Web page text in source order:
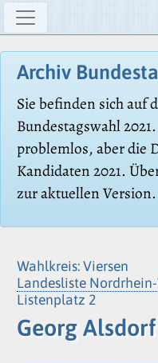
Archiv
Sie befinden sich auf
Bundestagswahl
problemlos, aber die
Kandidaten 2021.
zur aktuellen Version.
Wahlkreis: Viersen
Landesliste Nordrhein-
Listenplatz 2
Georg Alsdorf